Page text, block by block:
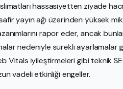
hassasiyetten ziyade
yayın ağı üzerinden yüksek
rapor eder, ancak
nedeniyle sürekli ayarlamalar
Vitals iyileştirmeleri gibi teknik
vadeli etkinliği engeller.